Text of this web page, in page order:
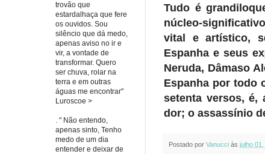
Tudo é
núcleo-
vital e artístico,
Espanha e seus
Neruda, Dâmaso
Espanha por todo
setenta versos, é,
dor; o assassínio
Postado por Vanucci às julho 01,
trovão que
estardalhaça que fere
os ouvidos. Sou
silêncio que dá medo,
apenas aviso no ir e
vir, a vontade de
transformar. Quero
ser chuva, rolar na
terra e em outras
águas me encontrar"
Luroscoe >
. " Não entendo,
apenas sinto, Tenho
medo de um dia
entender e deixar de